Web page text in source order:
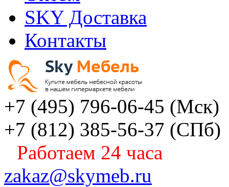
SKY Доставка
Контакты
+7 (495) 796-06-45 (Мск)
+7 (812) 385-56-37 (СПб)
Работаем 24 часа
zakaz@skymeb.ru